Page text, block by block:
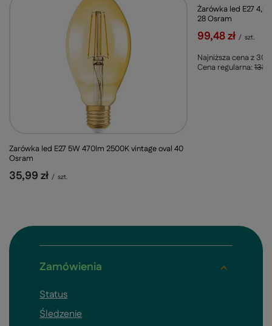
Zarówka led E27 5W 470lm 2500K vintage oval 40
Osram
35,99 zł / szt.
PROMOCJA
Żarówka led E27
28 Osram
99,48 zł / szt.
Najniższa cena z 30
Cena regularna:
Zamówienia
Status
Śledzenie